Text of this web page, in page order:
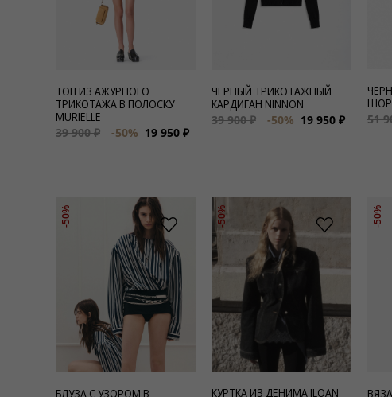
ТОП ИЗ АЖУРНОГО
ТРИКОТАЖА В ПОЛОСКУ
MURIELLE
39 900 ₽
-50% 19 950 ₽
ЧЕРНЫЙ ТРИКОТАЖНЫЙ
КАРДИГАН NINNON
39 900 ₽
-50% 19 950 ₽
51
-50%
БЛУЗА С УЗОРОМ В
-50%
КУРТКА ИЗ ДЕНИМА ILOAN
-50%